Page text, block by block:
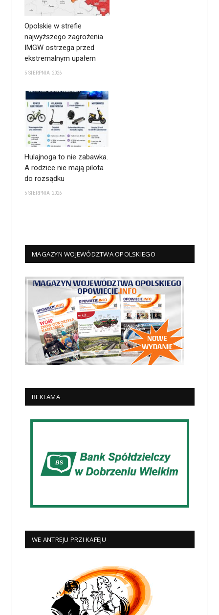
Opolskie w strefie
najwyższego zagrożenia.
IMGW ostrzega przed
ekstremalnym upałem
5 SIERPNIA 2026
Hulajnoga to nie zabawka.
A rodzice nie mają pilota
do rozsądku
5 SIERPNIA 2026
MAGAZYN WOJEWÓDZTWA OPOLSKIEGO
REKLAMA
WE ANTREJU PRZI KAFEJU